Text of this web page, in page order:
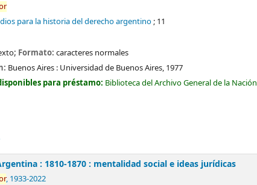
para la historia del derecho argentino; 11
; Formato: caracteres normales
Buenos Aires : Universidad de Buenos Aires, 1977
para préstamo: Biblioteca del Archivo General de la Nación
: 1810-1870 : mentalidad social e ideas jurídicas
, 1933-2022